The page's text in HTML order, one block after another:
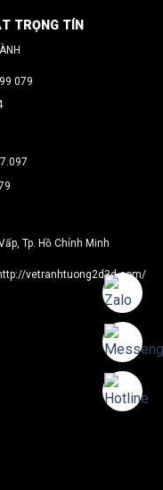
TRỌNG TÍN
079
Tp. Hồ Chính Minh
vetranhtuong2d3d.com/